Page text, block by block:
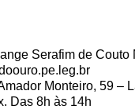
Serafim de Couto
Monteiro, 59 –
Das 8h às 14h